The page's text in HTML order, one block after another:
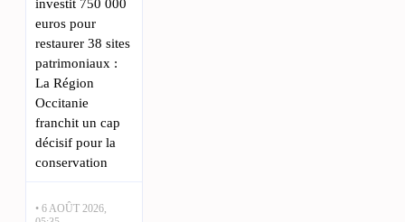
investit 750 000
euros pour
restaurer 38 sites
patrimoniaux :
La Région
Occitanie
franchit un cap
décisif pour la
conservation
• 6 AOÛT 2026,